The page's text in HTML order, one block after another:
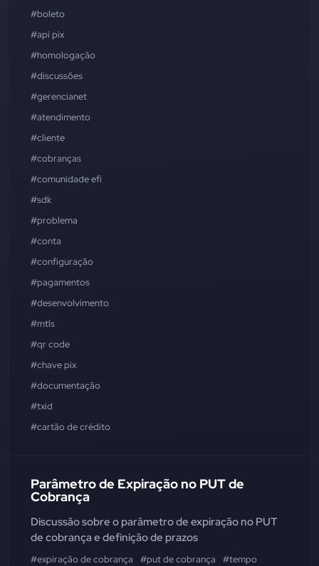
#boleto
#api pix
#homologação
#discussões
#gerencianet
#atendimento
#cliente
#cobranças
#comunidade efí
#sdk
#problema
#conta
#configuração
#pagamentos
#desenvolvimento
#mtls
#qr code
#chave pix
#documentação
#txid
#cartão de crédito
Parâmetro de Expiração no PUT de
Cobrança
Discussão sobre o parâmetro de expiração no PUT
de cobrança e definição de prazos
#expiração de cobrança #put de cobrança
#tempo